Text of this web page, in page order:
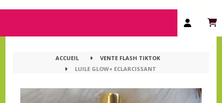
ACCUEIL
VENTE FLASH TIKTOK
LUILE GLOW+ ECLARCISSANT